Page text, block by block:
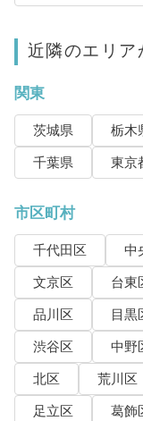
近隣のエリア
関東
茨城県 栃木
千葉県
東京
市区町村
千代田区 中
文京区
台東
品川区
目黒
渋谷区
中野
北区
荒川区
足立区
葛飾